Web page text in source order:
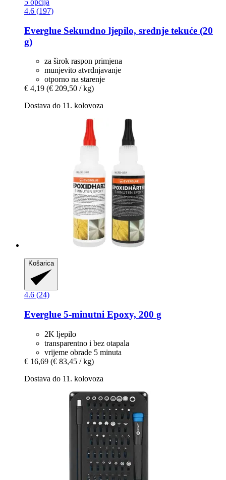
5 opcija
4.6 (197)
Everglue Sekundno ljepilo, srednje tekuće (20
g)
za širok raspon primjena
munjevito atvrdnjavanje
otporno na starenje
€ 4,19 (€ 209,50 / kg)
Dostava do 11. kolovoza
Košarica
4.6 (24)
Everglue 5-​minutni Epoxy, 200 g
2K ljepilo
transparentno i bez otapala
vrijeme obrade 5 minuta
€ 16,69 (€ 83,45 / kg)
Dostava do 11. kolovoza